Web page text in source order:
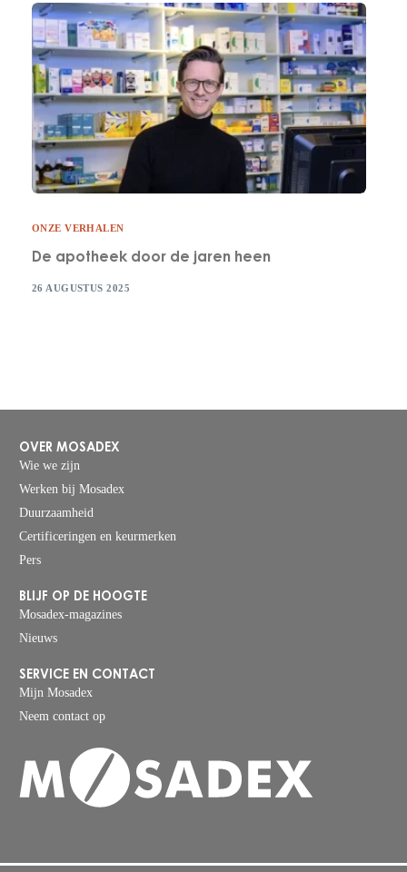
ONZE VERHALEN
De apotheek door de jaren heen
26 AUGUSTUS 2025
OVER MOSADEX
Wie we zijn
Werken bij Mosadex
Duurzaamheid
Certificeringen en keurmerken
Pers
BLIJF OP DE HOOGTE
Mosadex-magazines
Nieuws
SERVICE EN CONTACT
Mijn Mosadex
Neem contact op